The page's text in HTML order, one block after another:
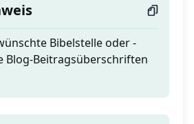
Bibelstelle oder -
Blog-Beitragsüberschriften